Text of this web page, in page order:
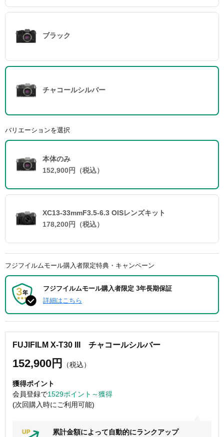
ブラック
チャコールシルバー
バリエーションを選択
本体のみ
152,900円（税込）
XC13-33mmF3.5-6.3 OISレンズキット
178,200円（税込）
フジフイルムモール購入者限定特典・キャンペーン
フジフイルムモール購入者限定 3年長期保証
詳細はこちら
FUJIFILM X-T30 III チャコールシルバー
152,900円 （税込）
獲得ポイント
会員登録で1529ポイント～獲得
(次回購入時にご利用可能)
累計金額によって自動的にランクアップ